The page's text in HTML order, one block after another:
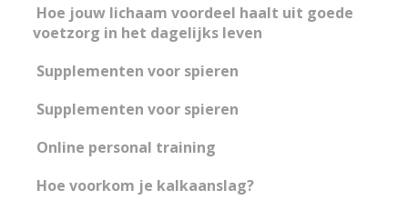
Hoe jouw lichaam voordeel haalt uit goede
voetzorg in het dagelijks leven
Supplementen voor spieren
Supplementen voor spieren
Online personal training
Hoe voorkom je kalkaanslag?